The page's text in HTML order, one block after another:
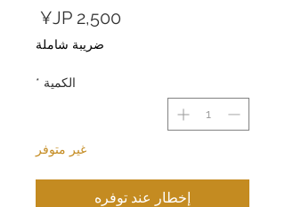
ضريبة شاملة
الكمية *
غير متوفر
إخطار عند توفره